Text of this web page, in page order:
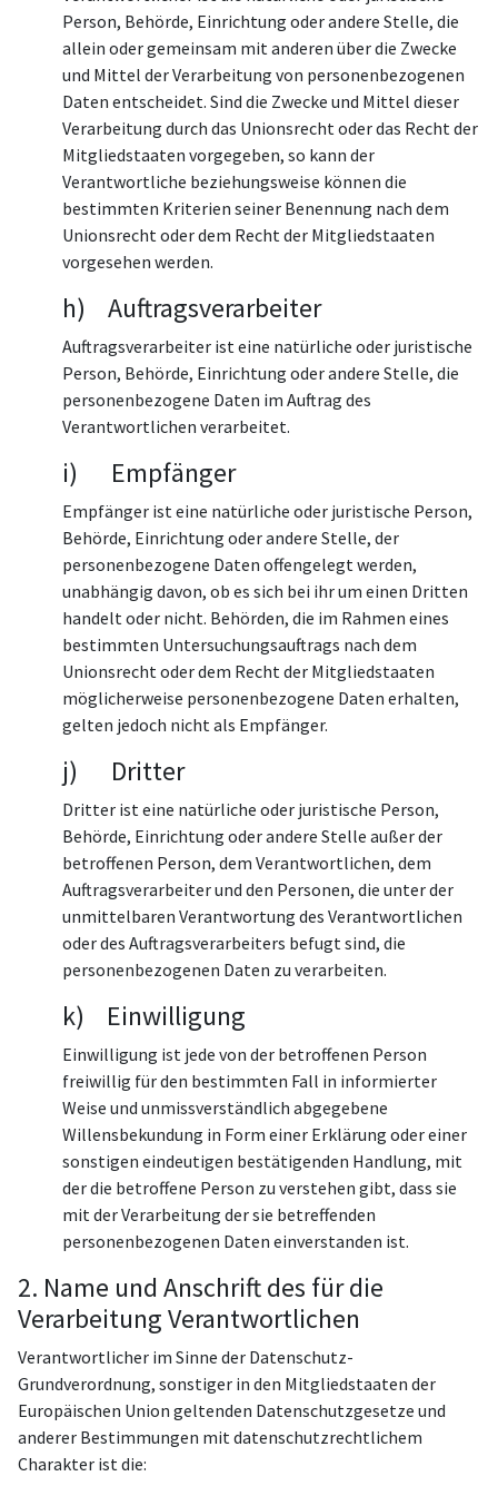
Person, Behörde, Einrichtung oder andere Stelle, die
allein oder gemeinsam mit anderen über die Zwecke
und Mittel der Verarbeitung von personenbezogenen
Daten entscheidet. Sind die Zwecke und Mittel dieser
Verarbeitung durch das Unionsrecht oder das Recht der
Mitgliedstaaten vorgegeben, so kann der
Verantwortliche beziehungsweise können die
bestimmten Kriterien seiner Benennung nach dem
Unionsrecht oder dem Recht der Mitgliedstaaten
vorgesehen werden.
h) Auftragsverarbeiter
Auftragsverarbeiter ist eine natürliche oder juristische
Person, Behörde, Einrichtung oder andere Stelle, die
personenbezogene Daten im Auftrag des
Verantwortlichen verarbeitet.
i) Empfänger
Empfänger ist eine natürliche oder juristische Person,
Behörde, Einrichtung oder andere Stelle, der
personenbezogene Daten offengelegt werden,
unabhängig davon, ob es sich bei ihr um einen Dritten
handelt oder nicht. Behörden, die im Rahmen eines
bestimmten Untersuchungsauftrags nach dem
Unionsrecht oder dem Recht der Mitgliedstaaten
möglicherweise personenbezogene Daten erhalten,
gelten jedoch nicht als Empfänger.
j) Dritter
Dritter ist eine natürliche oder juristische Person,
Behörde, Einrichtung oder andere Stelle außer der
betroffenen Person, dem Verantwortlichen, dem
Auftragsverarbeiter und den Personen, die unter der
unmittelbaren Verantwortung des Verantwortlichen
oder des Auftragsverarbeiters befugt sind, die
personenbezogenen Daten zu verarbeiten.
k) Einwilligung
Einwilligung ist jede von der betroffenen Person
freiwillig für den bestimmten Fall in informierter
Weise und unmissverständlich abgegebene
Willensbekundung in Form einer Erklärung oder einer
sonstigen eindeutigen bestätigenden Handlung, mit
der die betroffene Person zu verstehen gibt, dass sie
mit der Verarbeitung der sie betreffenden
personenbezogenen Daten einverstanden ist.
2. Name und Anschrift des für die
Verarbeitung Verantwortlichen
Verantwortlicher im Sinne der Datenschutz-
Grundverordnung, sonstiger in den Mitgliedstaaten der
Europäischen Union geltenden Datenschutzgesetze und
anderer Bestimmungen mit datenschutzrechtlichem
Charakter ist die: